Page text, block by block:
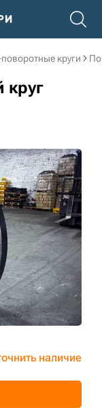
круги
круг
наличие